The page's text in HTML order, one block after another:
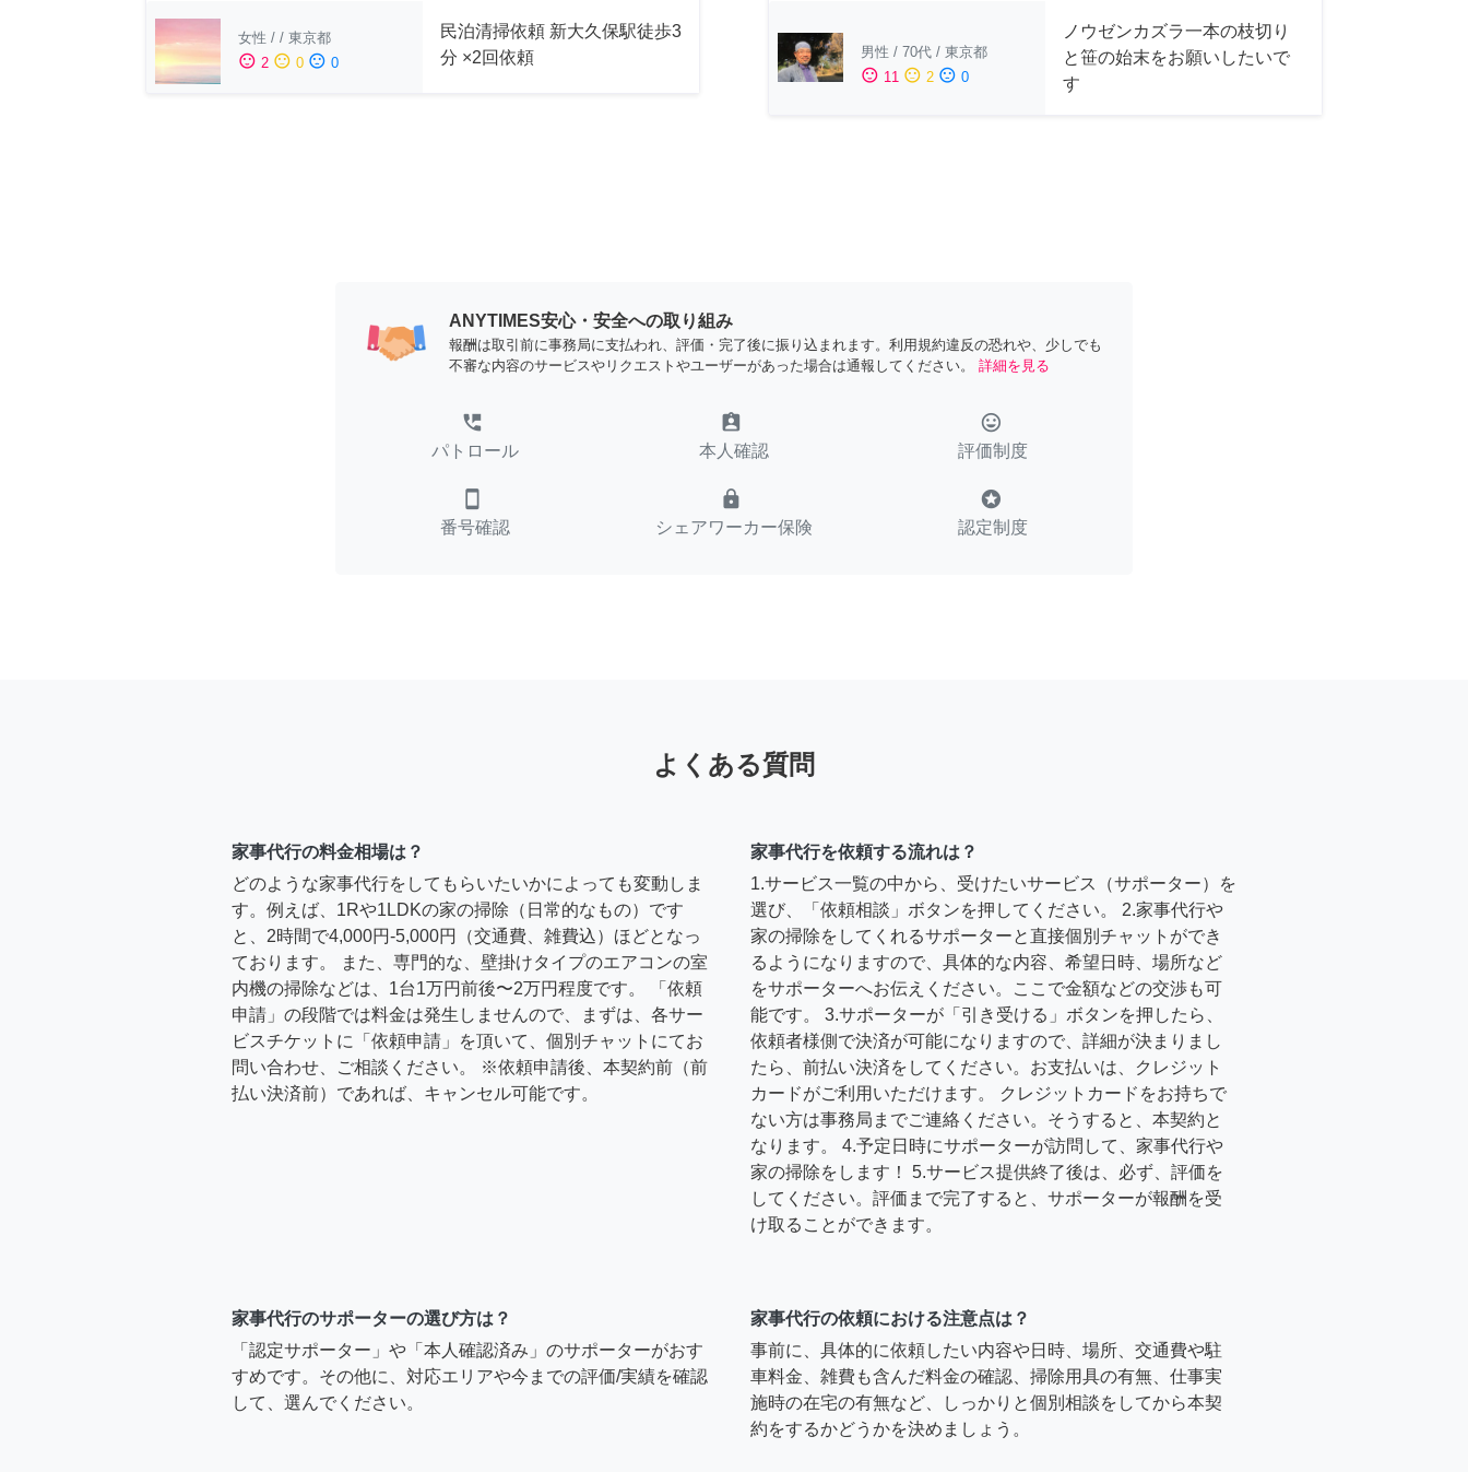
女性 / / 東京都
sentiment_satisfied 2 sentiment_neutral 0 sentiment_dissatisfied 0
民泊清掃依頼 新大久保駅徒歩3
分 ×2回依頼
男性 / 70代 / 東京都
sentiment_satisfied 11 sentiment_neutral 2 sentiment_dissatisfied 0
ノウゼンカズラ一本の枝切り
と笹の始末をお願いしたいで
す
ANYTIMES安心・安全への取り組み
報酬は取引前に事務局に支払われ、評価・完了後に振り込まれます。利用規約違反の恐れや、少しでも
不審な内容のサービスやリクエストやユーザーがあった場合は通報してください。
詳細を見る
perm_phone_msg
パトロール
assignment_ind
本人確認
tag_faces
評価制度
smartphone
番号確認
lock
シェアワーカー保険
stars
認定制度
よくある質問
家事代行の料金相場は？
どのような家事代行をしてもらいたいかによっても変動しま
す。例えば、1Rや1LDKの家の掃除（日常的なもの）です
と、2時間で4,000円-5,000円（交通費、雑費込）ほどとなっ
ております。 また、専門的な、壁掛けタイプのエアコンの室
内機の掃除などは、1台1万円前後〜2万円程度です。 「依頼
申請」の段階では料金は発生しませんので、まずは、各サー
ビスチケットに「依頼申請」を頂いて、個別チャットにてお
問い合わせ、ご相談ください。 ※依頼申請後、本契約前（前
払い決済前）であれば、キャンセル可能です。
家事代行を依頼する流れは？
1.サービス一覧の中から、受けたいサービス（サポーター）を
選び、「依頼相談」ボタンを押してください。 2.家事代行や
家の掃除をしてくれるサポーターと直接個別チャットができ
るようになりますので、具体的な内容、希望日時、場所など
をサポーターへお伝えください。ここで金額などの交渉も可
能です。 3.サポーターが「引き受ける」ボタンを押したら、
依頼者様側で決済が可能になりますので、詳細が決まりまし
たら、前払い決済をしてください。お支払いは、クレジット
カードがご利用いただけます。 クレジットカードをお持ちで
ない方は事務局までご連絡ください。そうすると、本契約と
なります。 4.予定日時にサポーターが訪問して、家事代行や
家の掃除をします！ 5.サービス提供終了後は、必ず、評価を
してください。評価まで完了すると、サポーターが報酬を受
け取ることができます。
家事代行のサポーターの選び方は？
「認定サポーター」や「本人確認済み」のサポーターがおす
すめです。その他に、対応エリアや今までの評価/実績を確認
して、選んでください。
家事代行の依頼における注意点は？
事前に、具体的に依頼したい内容や日時、場所、交通費や駐
車料金、雑費も含んだ料金の確認、掃除用具の有無、仕事実
施時の在宅の有無など、しっかりと個別相談をしてから本契
約をするかどうかを決めましょう。